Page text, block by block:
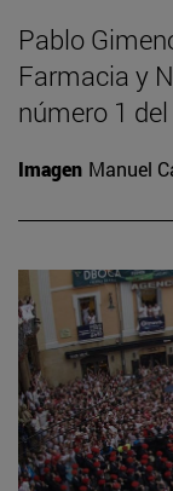
Pablo
Farmacia y
número 1 del
Imagen Manuel